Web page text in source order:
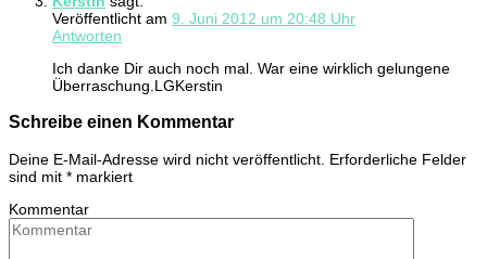
Veröffentlicht am 9. Juni 2012 um 20:48 Uhr
Antworten
Ich danke Dir auch noch mal. War eine wirklich gelungene
Überraschung.LGKerstin
Schreibe einen Kommentar
Deine E-Mail-Adresse wird nicht veröffentlicht. Erforderliche Felder
sind mit * markiert
Kommentar